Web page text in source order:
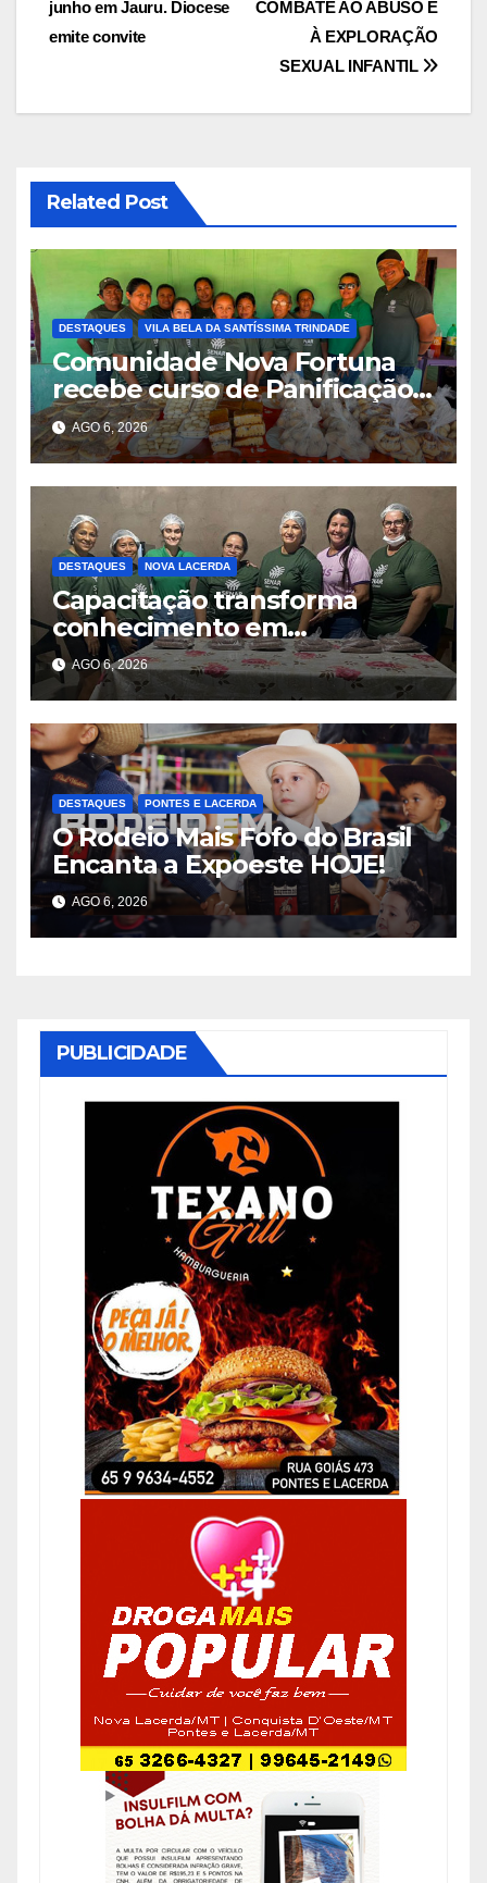
Post
COMBATE AO ABUSO E
À EXPLORAÇÃO
SEXUAL INFANTIL
junho em Jauru. Diocese
emite convite
Related Post
DESTAQUES VILA BELA DA SANTÍSSIMA TRINDADE
Comunidade Nova Fortuna
recebe curso de Panificação
Artesanal promovido pelo
SENAR-MT e Sindicato Rural
AGO 6, 2026
DESTAQUES NOVA LACERDA
Capacitação transforma
conhecimento em
oportunidades em Nova
Lacerda
AGO 6, 2026
DESTAQUES PONTES E LACERDA
O Rodeio Mais Fofo do Brasil
Encanta a Expoeste HOJE!
AGO 6, 2026
PUBLICIDADE